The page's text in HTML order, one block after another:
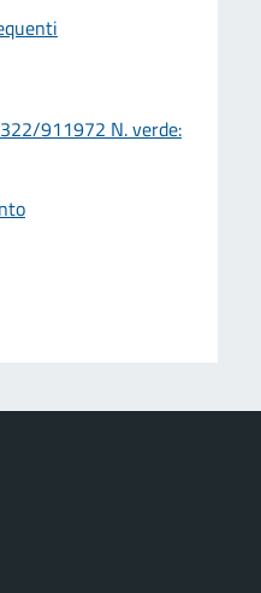
911972 N. verde: